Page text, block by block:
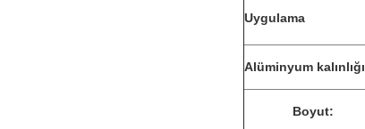
Uygulama
Alüminyum kalınlığı
Boyut: